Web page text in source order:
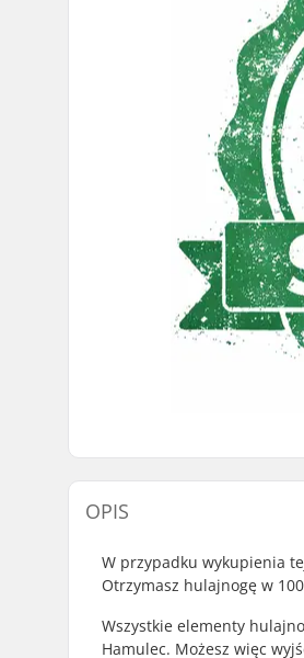
OPIS
W przypadku wykupienia
Otrzymasz hulajnogę w
Wszystkie elementy
Hamulec. Możesz więc